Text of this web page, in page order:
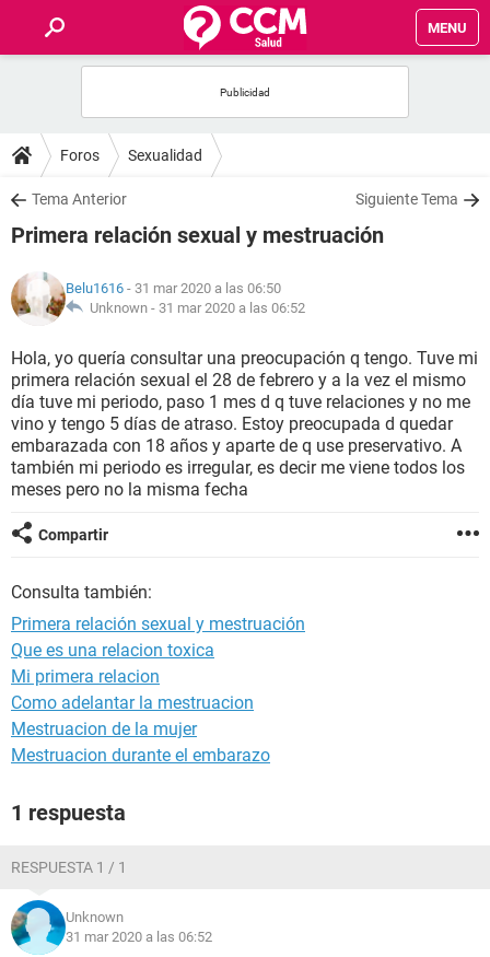
MENU
FOROS
SALUD
NUTRICIÓN
BIENESTAR
SEXUALIDAD
GLOSARIO
Foros Sexualidad
Tema Anterior Siguiente Tema
Primera relación sexual y mestruación
Belu1616 - 31 mar 2020 a las 06:50
Unknown - 31 mar 2020 a las 06:52
Hola, yo quería consultar una preocupación q tengo. Tuve mi
primera relación sexual el 28 de febrero y a la vez el mismo
día tuve mi periodo, paso 1 mes d q tuve relaciones y no me
vino y tengo 5 días de atraso. Estoy preocupada d quedar
embarazada con 18 años y aparte de q use preservativo. A
también mi periodo es irregular, es decir me viene todos los
meses pero no la misma fecha
Compartir
Consulta también:
Primera relación sexual y mestruación
Que es una relacion toxica
Mi primera relacion
Como adelantar la mestruacion
Mestruacion de la mujer
Mestruacion durante el embarazo
1 respuesta
RESPUESTA 1 / 1
Unknown
31 mar 2020 a las 06:52